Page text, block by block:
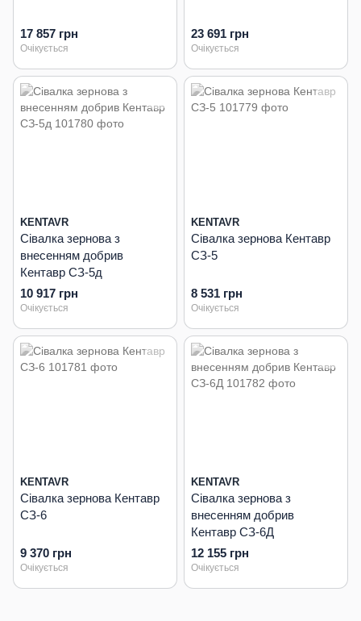
17 857 грн
Очікується
23 691 грн
Очікується
KENTAVR
Сівалка зернова з
внесенням добрив
Кентавр СЗ-5д
10 917 грн
Очікується
KENTAVR
Сівалка зернова Кентавр
СЗ-5
8 531 грн
Очікується
KENTAVR
Сівалка зернова Кентавр
СЗ-6
9 370 грн
Очікується
KENTAVR
Сівалка зернова з
внесенням добрив
Кентавр СЗ-6Д
12 155 грн
Очікується